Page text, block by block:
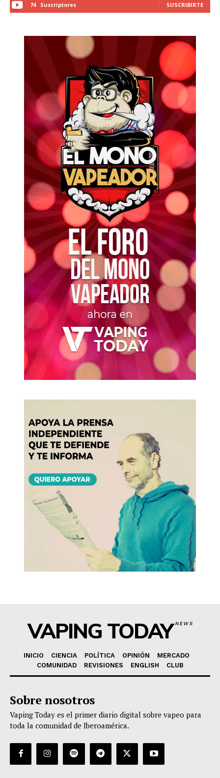
74 Suscriptores SUSCRIBIRTE
VAPING TODAYNEWS
INICIO CIENCIA POLÍTICA OPINIÓN
MERCADO
COMUNIDAD
REVISIONES ENGLISH CLUB
Sobre nosotros
Vaping Today es el primer diario digital sobre vapeo para
toda la comunidad de Iberoamérica.